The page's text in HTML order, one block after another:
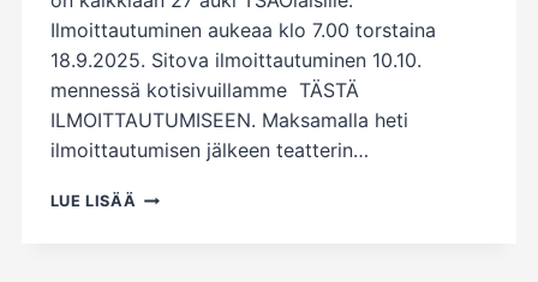
Ilmoittautuminen aukeaa klo 7.00 torstaina
18.9.2025. Sitova ilmoittautuminen 10.10.
mennessä kotisivuillamme TÄSTÄ
ILMOITTAUTUMISEEN. Maksamalla heti
ilmoittautumisen jälkeen teatterin…
LUE LISÄÄ TERVETULOA